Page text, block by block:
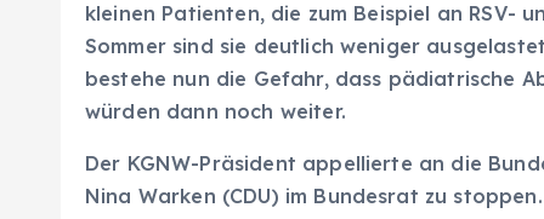
kleinen Patienten, die zum Beispiel an RSV-
Sommer sind sie deutlich weniger
bestehe nun die Gefahr, dass pädiatrische
würden dann noch weiter.
Der KGNW-Präsident appellierte an die
Nina Warken (CDU) im Bundesrat zu